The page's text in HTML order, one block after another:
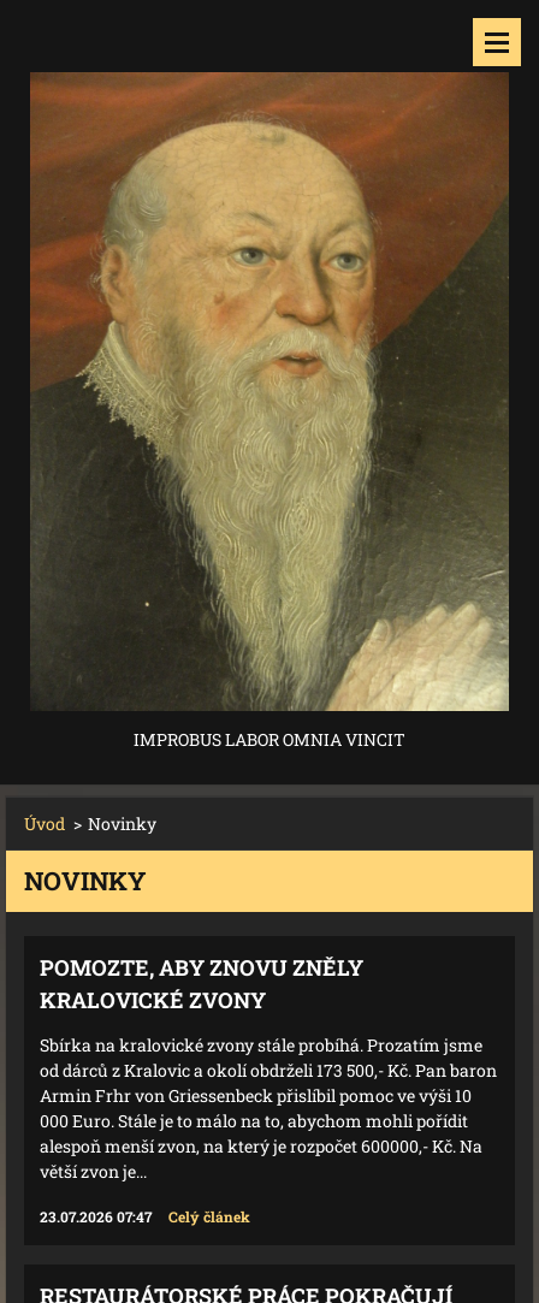
IMPROBUS LABOR OMNIA VINCIT
Úvod > Novinky
NOVINKY
POMOZTE, ABY ZNOVU ZNĚLY
KRALOVICKÉ ZVONY
Sbírka na kralovické zvony stále probíhá. Prozatím jsme
od dárců z Kralovic a okolí obdrželi 173 500,- Kč. Pan baron
Armin Frhr von Griessenbeck přislíbil pomoc ve výši 10
000 Euro. Stále je to málo na to, abychom mohli pořídit
alespoň menší zvon, na který je rozpočet 600000,- Kč. Na
větší zvon je...
23.07.2026 07:47 Celý článek
RESTAURÁTORSKÉ PRÁCE POKRAČUJÍ